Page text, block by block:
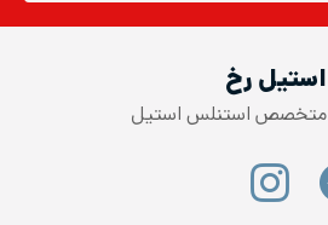
استیل رخ
متخصص استنلس استیل